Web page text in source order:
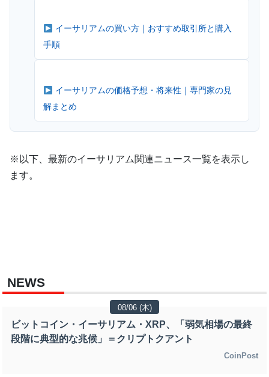
イーサリアムの買い方｜おすすめ取引所と購入
手順
イーサリアムの価格予想・将来性｜専門家の見
解まとめ
※以下、最新のイーサリアム関連ニュース一覧を表示し
ます。
NEWS
08/06 (木)
ビットコイン・イーサリアム・XRP、「弱気相場の最終
段階に典型的な兆候」＝クリプトクアント
CoinPost